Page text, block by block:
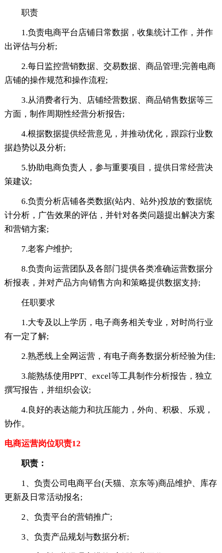
职责
1.负责电商平台店铺日常数据，收集统计工作，并作
出评估与分析;
2.每日监控营销数据、交易数据、商品管理;完善电商
店铺的操作规范和操作流程;
3.从消费者行为、店铺经营数据、商品销售数据等三
方面，制作周期性经营分析报告;
4.根据数据提供经营意见，并推动优化，跟踪行业数
据趋势以及分析;
5.协助电商负责人，参与重要项目，提供日常经营决
策建议;
6.负责分析店铺各类数据(站内、站外)投放的'数据统
计分析，广告效果的评估，并针对各类问题提出解决方案
和营销方案;
7.老客户维护;
8.负责向运营团队及各部门提供各类准确运营数据分
析报表，并对产品方向销售方向和策略提供数据支持;
任职要求
1.大专及以上学历，电子商务相关专业，对时尚行业
有一定了解;
2.熟悉线上全网运营，有电子商务数据分析经验为佳;
3.能熟练使用PPT、excel等工具制作分析报告，独立
撰写报告，并组织会议;
4.良好的表达能力和抗压能力，外向、积极、乐观，
协作。
电商运营岗位职责12
职责：
1、负责公司电商平台(天猫、京东等)商品维护、库存
更新及日常活动报名;
2、负责平台的营销推广;
3、负责产品规划与数据分析;